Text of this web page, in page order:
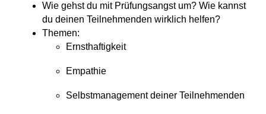
Wie gehst du mit Prüfungsangst um? Wie kannst
du deinen Teilnehmenden wirklich helfen?
Themen:
Ernsthaftigkeit
Empathie
Selbstmanagement deiner Teilnehmenden